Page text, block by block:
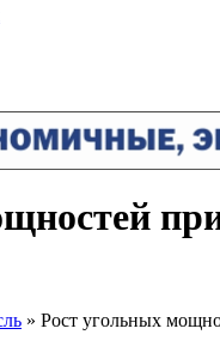
» Рост угольных